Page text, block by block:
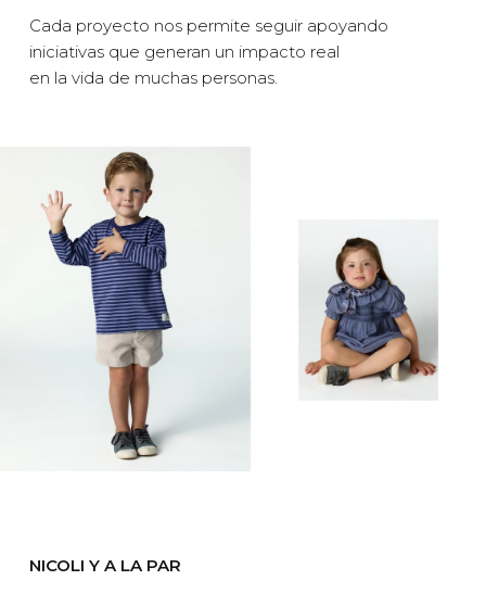
Cada proyecto nos permite seguir apoyando
iniciativas que generan un impacto real
en la vida de muchas personas.
NICOLI Y A LA PAR